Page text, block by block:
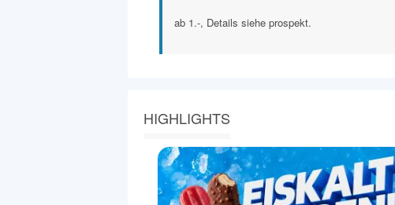
ab 1.-, Details siehe prospekt.
HIGHLIGHTS